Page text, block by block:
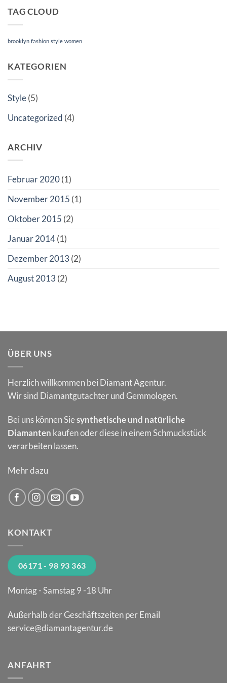
TAG CLOUD
brooklyn fashion style women
KATEGORIEN
Style(5)
Uncategorized (4)
ARCHIV
Februar 2020(1)
November 2015 (1)
Oktober 2015 (2)
Januar 2014(1)
Dezember 2013 (2)
August 2013 (2)
ÜBER UNS
Herzlich willkommen bei Diamant Agentur.
Wir sind Diamantgutachter und Gemmologen.
Bei uns können Siesynthetische und natürliche
Diamanten kaufen oder diese in einem Schmuckstück
verarbeiten lassen.
Mehr dazu
KONTAKT
06171 - 98 93 363
Montag - Samstag 9 -18 Uhr
Außerhalb der Geschäftszeiten per Email
service@diamantagentur.de
ANFAHRT